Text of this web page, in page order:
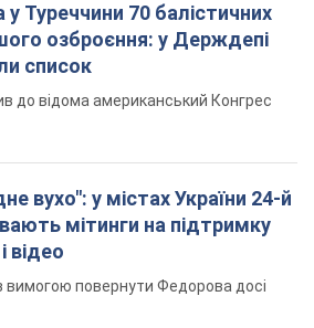
Туреччини 70 балістичних
озброєння: у Держдепі
список
до відома американський Конгрес
вухо": у містах України 24-й
мітинги на підтримку
відео
вимогою повернути Федорова досі